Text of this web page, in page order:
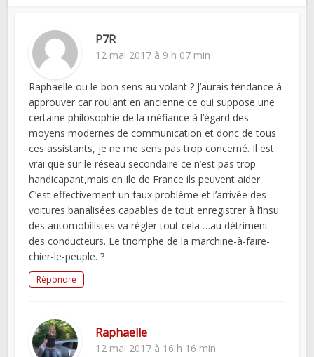
P7R
12 mai 2017 à 9 h 07 min
Raphaelle ou le bon sens au volant ? J’aurais tendance à
approuver car roulant en ancienne ce qui suppose une
certaine philosophie de la méfiance à l’égard des
moyens modernes de communication et donc de tous
ces assistants, je ne me sens pas trop concerné. Il est
vrai que sur le réseau secondaire ce n’est pas trop
handicapant,mais en Ile de France ils peuvent aider.
C’est effectivement un faux problème et l’arrivée des
voitures banalisées capables de tout enregistrer à l’insu
des automobilistes va régler tout cela …au détriment
des conducteurs. Le triomphe de la marchine-à-faire-
chier-le-peuple. ?
Répondre
Raphaelle
12 mai 2017 à 16 h 16 min